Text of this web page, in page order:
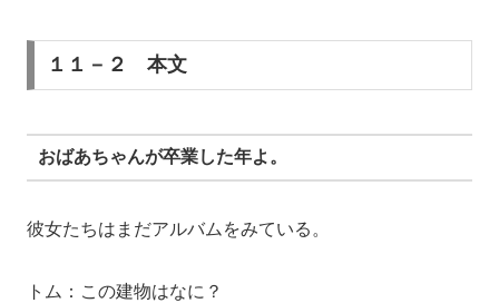
１１－２ 本文
おばあちゃんが卒業した年よ。
彼女たちはまだアルバムをみている。
トム：この建物はなに？